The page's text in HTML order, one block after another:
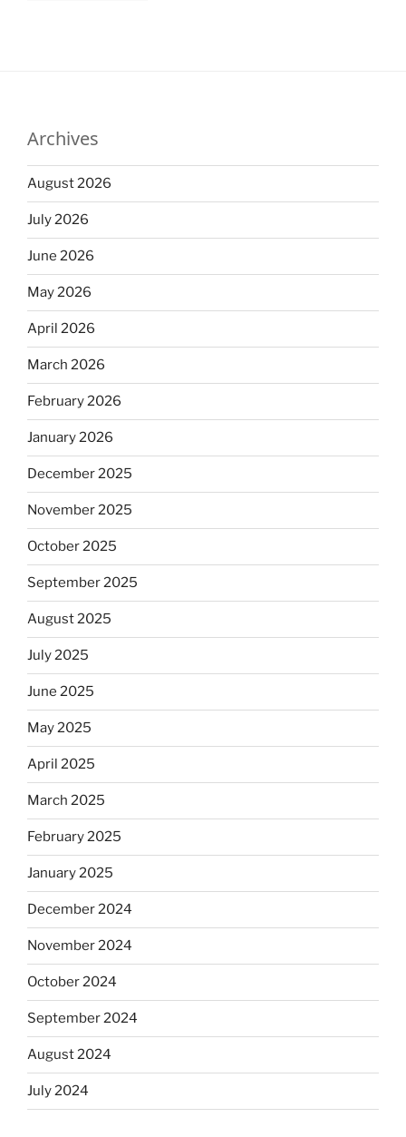
Archives
August 2026
July 2026
June 2026
May 2026
April 2026
March 2026
February 2026
January 2026
December 2025
November 2025
October 2025
September 2025
August 2025
July 2025
June 2025
May 2025
April 2025
March 2025
February 2025
January 2025
December 2024
November 2024
October 2024
September 2024
August 2024
July 2024